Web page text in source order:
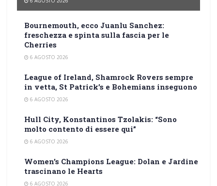
Bournemouth, ecco Juanlu Sanchez:
freschezza e spinta sulla fascia per le
Cherries
6 AGOSTO 2026
League of Ireland, Shamrock Rovers sempre
in vetta, St Patrick’s e Bohemians inseguono
6 AGOSTO 2026
Hull City, Konstantinos Tzolakis: “Sono
molto contento di essere qui”
6 AGOSTO 2026
Women’s Champions League: Dolan e Jardine
trascinano le Hearts
6 AGOSTO 2026